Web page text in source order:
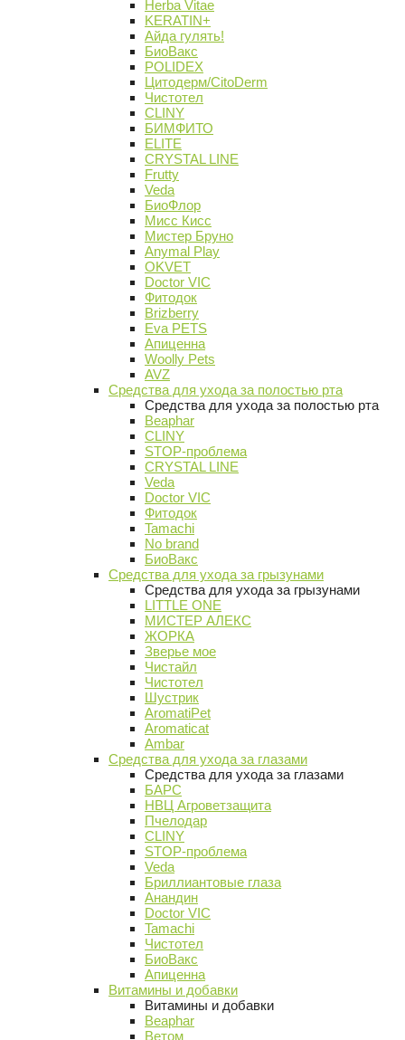
Herba Vitae
KERATIN+
Айда гулять!
БиоВакс
POLIDEX
Цитодерм/CitoDerm
Чистотел
CLINY
БИМФИТО
ELITE
CRYSTAL LINE
Frutty
Veda
БиоФлор
Мисс Кисс
Мистер Бруно
Anymal Play
OKVET
Doctor VIC
Фитодок
Brizberry
Eva PETS
Апиценна
Woolly Pets
AVZ
Средства для ухода за полостью рта
Средства для ухода за полостью рта
Beaphar
CLINY
STOP-проблема
CRYSTAL LINE
Veda
Doctor VIC
Фитодок
Tamachi
No brand
БиоВакс
Средства для ухода за грызунами
Средства для ухода за грызунами
LITTLE ONE
МИСТЕР АЛЕКС
ЖОРКА
Зверье мое
Чистайл
Чистотел
Шустрик
AromatiPet
Aromaticat
Ambar
Средства для ухода за глазами
Средства для ухода за глазами
БАРС
НВЦ Агроветзащита
Пчелодар
CLINY
STOP-проблема
Veda
Бриллиантовые глаза
Анандин
Doctor VIC
Tamachi
Чистотел
БиоВакс
Апиценна
Витамины и добавки
Витамины и добавки
Beaphar
Ветом